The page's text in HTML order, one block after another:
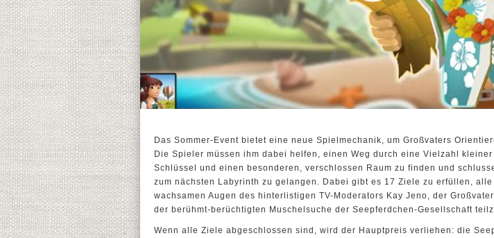
Das Sommer-Event bietet eine neue Spielmechanik, um Großvaters
Die Spieler müssen ihm dabei helfen, einen Weg durch eine Vielzahl
Schlüssel und einen besonderen, verschlossen Raum zu finden und
zum nächsten Labyrinth zu gelangen. Dabei gibt es 17 Ziele zu erfüllen, alle
wachsamen Augen des hinterlistigen TV-Moderators Kay Jeno, der
der berühmt-berüchtigten Muschelsuche der Seepferdchen-Gesellschaft
Wenn alle Ziele abgeschlossen sind, wird der Hauptpreis verliehen: die